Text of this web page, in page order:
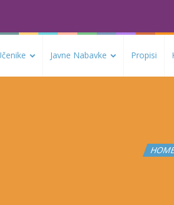
Javne Nabavke Propisi